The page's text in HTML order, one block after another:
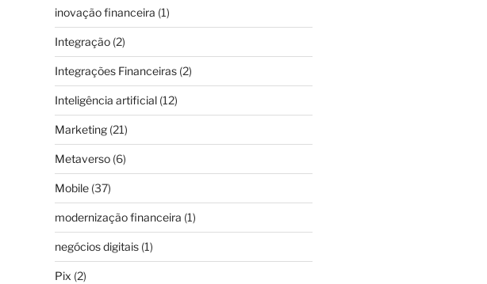
inovação financeira (1)
Integração(2)
Integrações Financeiras(2)
Inteligência artificial(12)
Marketing(21)
Metaverso(6)
Mobile(37)
modernização financeira (1)
negócios digitais(1)
Pix (2)